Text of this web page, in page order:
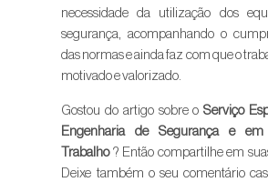
necessidade da utilização dos
segurança, acompanhando o
das normas e ainda faz com que o
motivado e valorizado.
Gostou do artigo sobre oServiço
Engenharia de Segurança e
Trabalho ? Então compartilhe em
Deixe também o seu comentário